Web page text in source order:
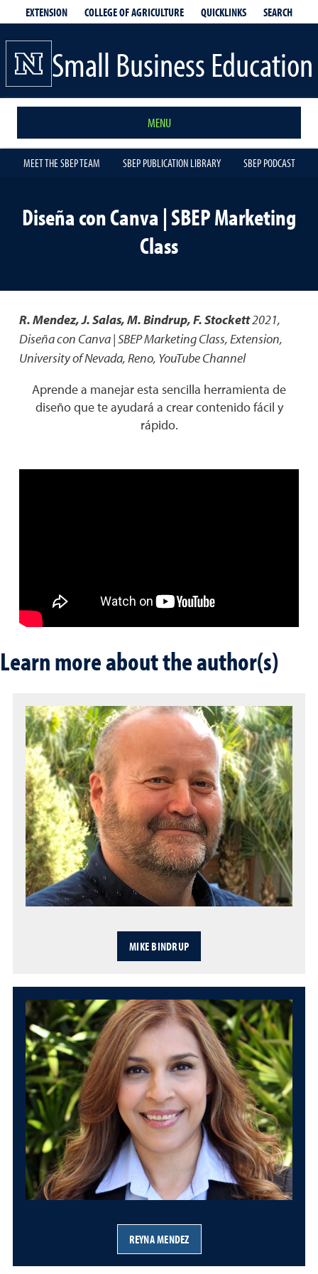
EXTENSION COLLEGE OF AGRICULTURE QUICKLINKS SEARCH
Small Business Education
MENU
MEET THE SBEP TEAM SBEP PUBLICATION LIBRARY SBEP PODCAST
Diseña con Canva | SBEP Marketing
Class
R. Mendez, J. Salas, M. Bindrup, F. Stockett2021,
Diseña con Canva | SBEP Marketing Class,Extension,
University of Nevada, Reno, YouTube Channel
Aprende a manejar esta sencilla herramienta de
diseño que te ayudará a crear contenido fácil y
rápido.
Learn more about the author(s)
MIKE BINDRUP
REYNA MENDEZ